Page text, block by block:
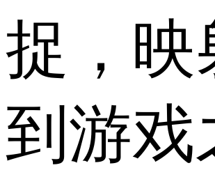
捉，映
到游戏